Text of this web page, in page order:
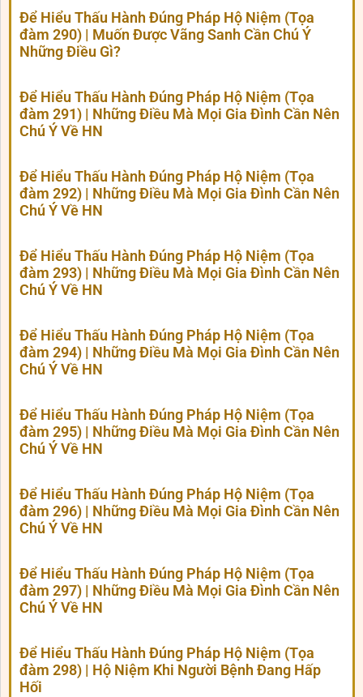
Để Hiểu Thấu Hành Đúng Pháp Hộ Niệm (Tọa
đàm 290) | Muốn Được Vãng Sanh Cần Chú Ý
Những Điều Gì?
Để Hiểu Thấu Hành Đúng Pháp Hộ Niệm (Tọa
đàm 291) | Những Điều Mà Mọi Gia Đình Cần Nên
Chú Ý Về HN
Để Hiểu Thấu Hành Đúng Pháp Hộ Niệm (Tọa
đàm 292) | Những Điều Mà Mọi Gia Đình Cần Nên
Chú Ý Về HN
Để Hiểu Thấu Hành Đúng Pháp Hộ Niệm (Tọa
đàm 293) | Những Điều Mà Mọi Gia Đình Cần Nên
Chú Ý Về HN
Để Hiểu Thấu Hành Đúng Pháp Hộ Niệm (Tọa
đàm 294) | Những Điều Mà Mọi Gia Đình Cần Nên
Chú Ý Về HN
Để Hiểu Thấu Hành Đúng Pháp Hộ Niệm (Tọa
đàm 295) | Những Điều Mà Mọi Gia Đình Cần Nên
Chú Ý Về HN
Để Hiểu Thấu Hành Đúng Pháp Hộ Niệm (Tọa
đàm 296) | Những Điều Mà Mọi Gia Đình Cần Nên
Chú Ý Về HN
Để Hiểu Thấu Hành Đúng Pháp Hộ Niệm (Tọa
đàm 297) | Những Điều Mà Mọi Gia Đình Cần Nên
Chú Ý Về HN
Để Hiểu Thấu Hành Đúng Pháp Hộ Niệm (Tọa
đàm 298) | Hộ Niệm Khi Người Bệnh Đang Hấp
Hối